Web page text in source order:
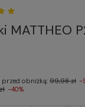
MATTHEO
przed obniżką: 99,98 zł -
-40%